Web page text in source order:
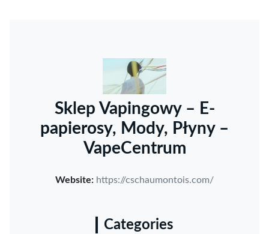
Sklep Vapingowy – E-
papierosy, Mody, Płyny –
VapeCentrum
Website: https://cschaumontois.com/
Categories